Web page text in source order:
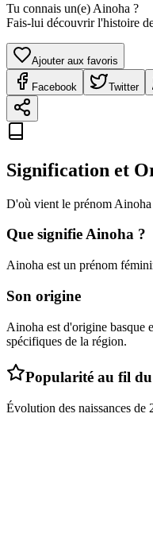
Tu connais un(e) Ainoha ?
Fais-lui découvrir l'histoire
Ajouter aux favoris
Facebook Twitter
Signification et
D'où vient le prénom Ainoha
Que signifieAinoha ?
Ainoha est un prénom
Son origine
Ainoha est d'origine basque
spécifiques de la région.
Popularité au fil du
Évolution des naissances de